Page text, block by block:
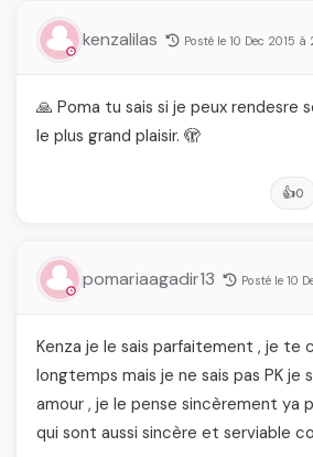
vraiment savoir
kenzalilas Posté le 10 Dec 2015 à
🙏 Poma tu sais si je peux rendesre
le plus grand plaisir. 🫣
👍0
pomariaagadir13 Posté le 10
Kenza je le sais parfaitement , je te
longtemps mais je ne sais pas PK je
amour , je le pense sincèrement ya
qui sont aussi sincère et serviable